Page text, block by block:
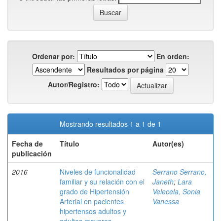
Ordenar por:
En orden:
Resultados por página
Autor/Registro:
Mostrando resultados 1 a 1 de 1
Fecha de
publicación
Título Autor(es)
2016
Niveles de funcionalidad
familiar y su relación con el
grado de Hipertensión
Arterial en pacientes
hipertensos adultos y
Serrano Serrano,
Janeth; Lara
Velecela, Sonia
Vanessa